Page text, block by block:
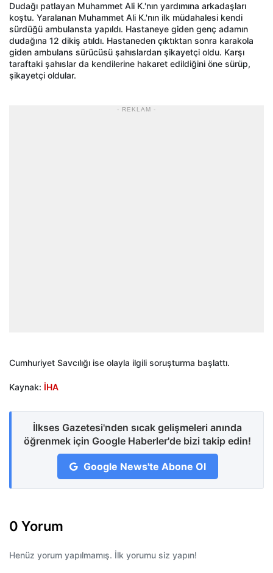
Dudağı patlayan Muhammet Ali K.'nın yardımına arkadaşları
koştu. Yaralanan Muhammet Ali K.'nın ilk müdahalesi kendi
sürdüğü ambulansta yapıldı. Hastaneye giden genç adamın
dudağına 12 dikiş atıldı. Hastaneden çıktıktan sonra karakola
giden ambulans sürücüsü şahıslardan şikayetçi oldu. Karşı
taraftaki şahıslar da kendilerine hakaret edildiğini öne sürüp,
şikayetçi oldular.
- REKLAM -
Cumhuriyet Savcılığı ise olayla ilgili soruşturma başlattı.
Kaynak: İHA
İlkses Gazetesi'nden sıcak gelişmeleri anında
öğrenmek için Google Haberler'de bizi takip edin!
Google News'te Abone Ol
0 Yorum
Henüz yorum yapılmamış. İlk yorumu siz yapın!